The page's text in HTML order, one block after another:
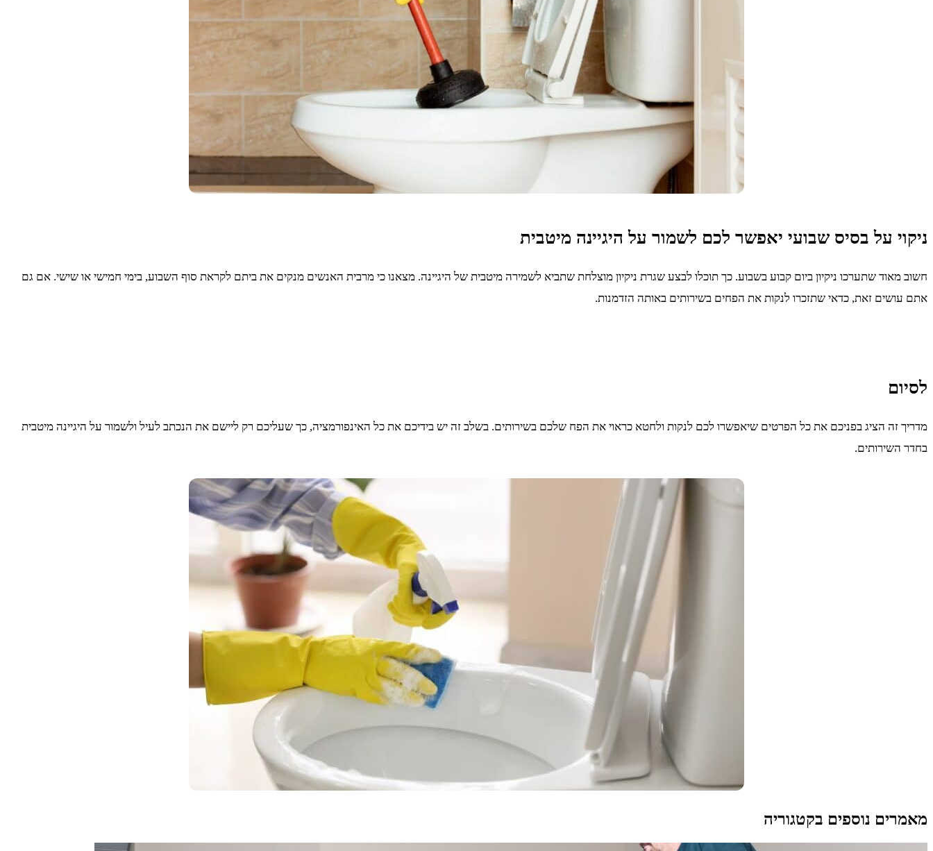
ניקוי על בסיס שבועי יאפשר לכם לשמור על היגיינה מיטבית
חשוב מאוד שתערכו ניקיון ביום קבוע בשבוע. כך תוכלו לבצע שגרת ניקיון מוצלחת שתביא לשמירה מיטבית של היגיינה. מצאנו כי מרבית האנשים מנקים את ביתם לקראת סוף השבוע, בימי חמישי או שישי. אם גם
אתם עושים זאת, כדאי שתזכרו לנקות את הפחים בשירותים באותה הזדמנות.
לסיום
מדריך זה הציג בפניכם את כל הפרטים שיאפשרו לכם לנקות ולחטא כראוי את הפח שלכם בשירותים. בשלב זה יש בידיכם את כל האינפורמציה, כך שעליכם רק ליישם את הנכתב לעיל ולשמור על היגיינה מיטבית
בחדר השירותים.
מאמרים נוספים בקטגוריה